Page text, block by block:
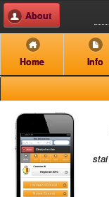
About
Home Info